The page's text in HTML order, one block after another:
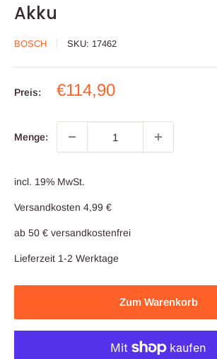
Akku
BOSCH SKU: 17462
Preis: Sonderpreis
€114,90
Menge:
incl. 19% MwSt.
Versandkosten 4,99 €
ab 50 € versandkostenfrei
Lieferzeit 1-2 Werktage
Zum Warenkorb